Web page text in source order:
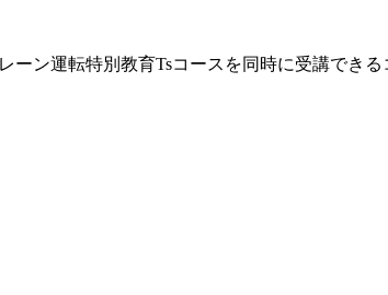
ーン運転特別教育Tsコースを同時に受講できる